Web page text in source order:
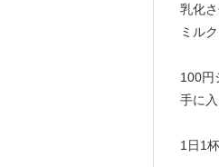
乳化
ミル
100円
手に
1日1